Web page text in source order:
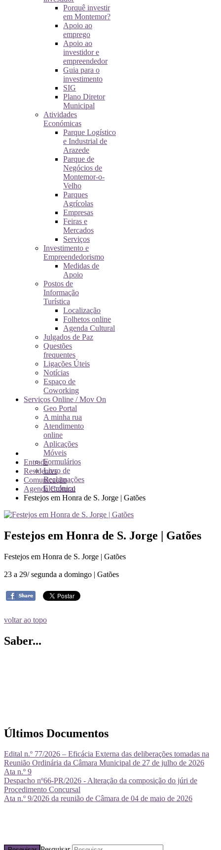
Porquê investir
em Montemor?
Apoio ao
emprego
Apoio ao
investidor e
empreendedor
Guia para o
investimento
SIG
Plano Diretor
Municipal
Atividades
Económicas
Parque Logístico
e Industrial de
Arazede
Parque de
Negócios de
Montemor-o-
Velho
Parques
Agrícolas
Empresas
Feiras e
Mercados
Serviços
Investimento e
Empreendedorismo
Medidas de
Apoio
Postos de
Informação
Turística
Localização
Folhetos online
Agenda Cultural
Julgados de Paz
Questões
frequentes
Ligações Úteis
Notícias
Espaço de
Coworking
Serviços Online / Mov On
Geo Portal
A minha rua
Atendimento
online
Aplicações
Móveis
Formulários
Livro de
Reclamações
Eletrónico
Entrada
Residentes
Comunicação
Agenda Cultural
Festejos em Honra de S. Jorge | Gatões
Festejos em Honra de S. Jorge | Gatões
Festejos em Honra de S. Jorge | Gatões
23 a 29/ segunda a domingo | Gatões
voltar ao topo
Saber...
Últimos Documentos
Edital n.º 77/2026 – Eficácia Externa das deliberações tomadas na
Reunião Ordinária da Câmara Municipal de 27 de julho de 2026
Ata n.º 9
Despacho nº66-PR/2026 - Alteração da composição do júri de
Procedimento Concursal
Ata n.º 9/2026 da reunião de Câmara de 04 de maio de 2026